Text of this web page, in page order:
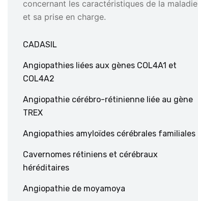
concernant les caractéristiques de la maladie
et sa prise en charge.
CADASIL
Angiopathies liées aux gènes COL4A1 et
COL4A2
Angiopathie cérébro-rétinienne liée au gène
TREX
Angiopathies amyloïdes cérébrales familiales
Cavernomes rétiniens et cérébraux
héréditaires
Angiopathie de moyamoya